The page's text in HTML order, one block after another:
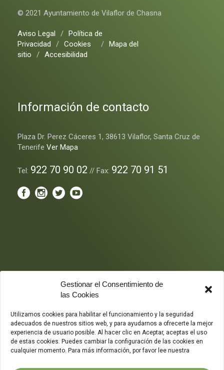
Gestionar el Consentimiento de
las Cookies
Utilizamos cookies para habilitar el funcionamiento y la seguridad
adecuados de nuestros sitios web, y para ayudarnos a ofrecerte la mejor
experiencia de usuario posible. Al hacer clic en Aceptar, aceptas el uso
de estas cookies. Puedes cambiar la configuración de las cookies en
cualquier momento. Para más información, por favor lee nuestra
© 2021 Ayuntamiento de Vilaflor de Chasna
Aviso Legal / Política de
Privacidad
/ Cookies / Mapa del
sitio
/ Accesibilidad
Información de contacto
Plaza Dr. Perez Cáceres 1, 38613 Vilaflor, Santa Cruz de
Tenerife Ver Mapa
Tel: 922 70 90 02 // Fax: 922 70 91 51